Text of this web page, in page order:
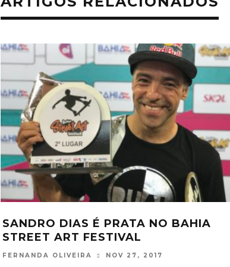
JOGOS UNIVERSITÁRIOS UNIPAM 2017
FOI SUCESSO E TEM CAMPEÕES
DEFINIDOS